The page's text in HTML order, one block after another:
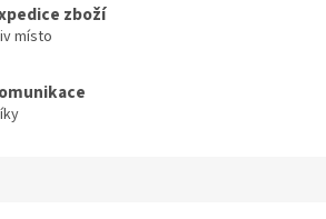
zboží
místo